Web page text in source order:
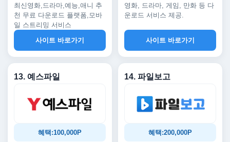
최신영화,드라마,예능,애니 추
천 무료 다운로드 플랫폼,모바
일 스트리밍 서비스
사이트 바로가기
영화, 드라마, 게임, 만화 등 다
운로드 서비스 제공.
사이트 바로가기
13. 예스파일
혜택:100,000P
14. 파일보고
혜택:200,000P